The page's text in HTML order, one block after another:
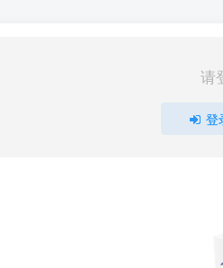
请
登